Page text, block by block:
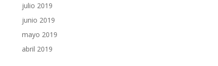
julio 2019
junio 2019
mayo 2019
abril 2019